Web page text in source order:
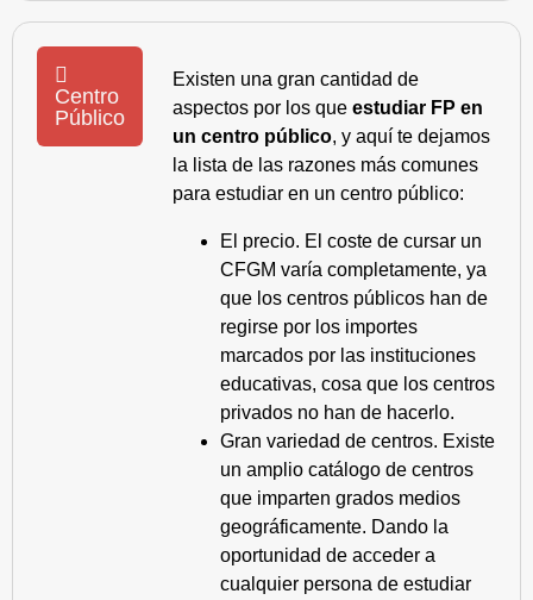
Centro
Público
Existen una gran cantidad de
aspectos por los que estudiar FP en
un centro público, y aquí te dejamos
la lista de las razones más comunes
para estudiar en un centro público:
El precio. El coste de cursar un
CFGM varía completamente, ya
que los centros públicos han de
regirse por los importes
marcados por las instituciones
educativas, cosa que los centros
privados no han de hacerlo.
Gran variedad de centros. Existe
un amplio catálogo de centros
que imparten grados medios
geográficamente. Dando la
oportunidad de acceder a
cualquier persona de estudiar